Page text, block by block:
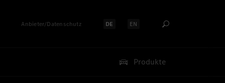
Anbieter/Datenschutz Sprache auswählen:
DE Sprache auswählen:
EN
Produkte